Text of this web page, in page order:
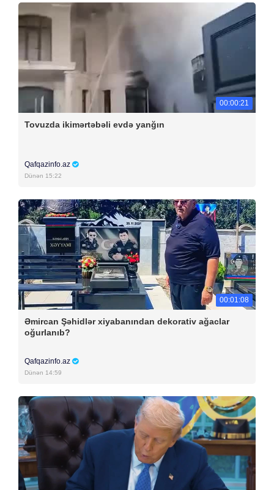
00:00:21
Tovuzda ikimərtəbəli evdə yanğın
Qafqazinfo.az
Dünən 15:22
00:01:08
Əmircan Şəhidlər xiyabanından dekorativ ağaclar
oğurlanıb?
Qafqazinfo.az
Dünən 14:59